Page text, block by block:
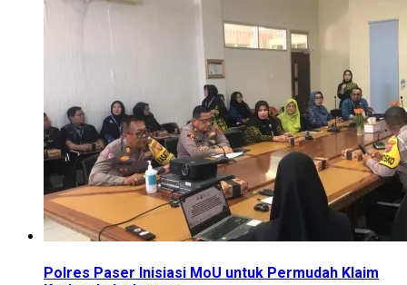
Polres Paser Inisiasi MoU untuk Permudah Klaim